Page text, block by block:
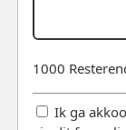
1000
Ik ga